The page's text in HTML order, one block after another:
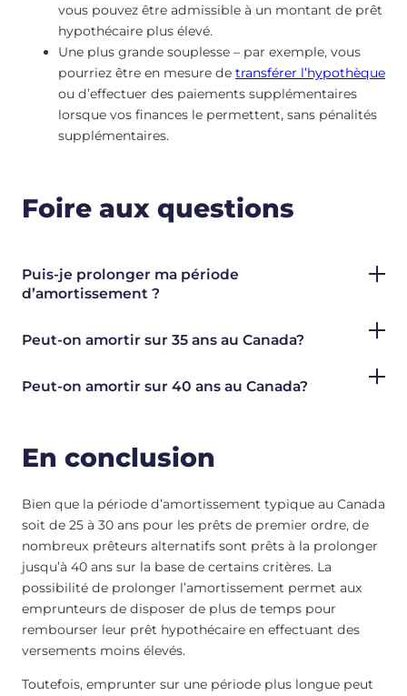
vous pouvez être admissible à un montant de prêt
hypothécaire plus élevé.
Une plus grande souplesse – par exemple, vous
pourriez être en mesure de transférer l’hypothèque
ou d’effectuer des paiements supplémentaires
lorsque vos finances le permettent, sans pénalités
supplémentaires.
Foire aux questions
Puis-je prolonger ma période
d’amortissement ?
Peut-on amortir sur 35 ans au Canada?
Peut-on amortir sur 40 ans au Canada?
En conclusion
Bien que la période d’amortissement typique au Canada
soit de 25 à 30 ans pour les prêts de premier ordre, de
nombreux prêteurs alternatifs sont prêts à la prolonger
jusqu’à 40 ans sur la base de certains critères. La
possibilité de prolonger l’amortissement permet aux
emprunteurs de disposer de plus de temps pour
rembourser leur prêt hypothécaire en effectuant des
versements moins élevés.
Toutefois, emprunter sur une période plus longue peut